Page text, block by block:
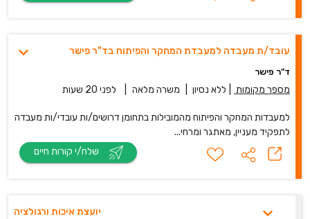
עובד/ת מעבדה למעבדת המחקר והפיתוח בד"ר פישר
ד"ר פישר
מספר מקומות ללא נסיון משרה מלאה לפני 20 שעות
למעבדות המחקר והפיתוח מהמובילות בתחומן דרושים/ות עובדי/ות מעבדה
לתפקיד מעניין, מאתגר ומרחי...
יועצת איכות ורגולציה